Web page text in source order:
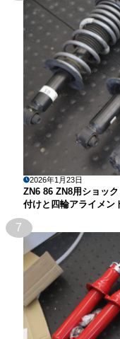
2026年1月23日
ZN6 86 ZN8用ショッ
付けと四輪アライメン
7